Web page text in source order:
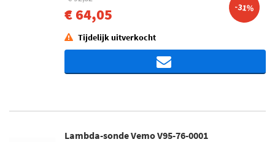
€ 64,05 -31%
Tijdelijk uitverkocht
Lambda-sonde Vemo V95-76-0001